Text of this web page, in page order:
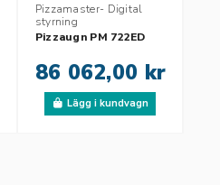
Pizzamaster- Digital
styrning
Pizzaugn PM 722ED
86 062,00 kr
Lägg i kundvagn